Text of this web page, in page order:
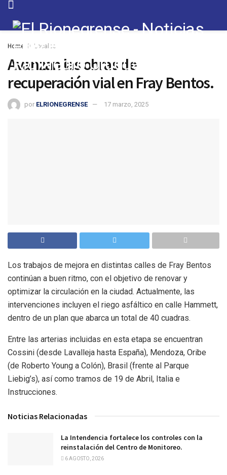
Home Locales
Avanzan las obras de
recuperación vial en Fray Bentos.
por ELRIONEGRENSE 17 marzo, 2025
Los trabajos de mejora en distintas calles de Fray Bentos
continúan a buen ritmo, con el objetivo de renovar y
optimizar la circulación en la ciudad. Actualmente, las
intervenciones incluyen el riego asfáltico en calle Hammett,
dentro de un plan que abarca un total de 40 cuadras.
Entre las arterias incluidas en esta etapa se encuentran
Cossini (desde Lavalleja hasta España), Mendoza, Oribe
(de Roberto Young a Colón), Brasil (frente al Parque
Liebig’s), así como tramos de 19 de Abril, Italia e
Instrucciones.
Noticias Relacionadas
La Intendencia fortalece los controles con la
reinstalación del Centro de Monitoreo.
6 AGOSTO, 2026